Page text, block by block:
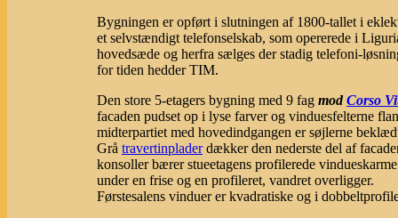
Bygningen er opført i slutningen af 1800-tallet i
et selvstændigt telefonselskab, som opererede i
hovedsæde og herfra sælges der stadig telefoni-
for tiden hedder TIM.
Den store 5-etagers bygning med 9 fag modCorso
facaden pudset op i lyse farver og vinduesfelterne
midterpartiet med hovedindgangen er søjlerne
Grå travertinpladerdækker den nederste del af
konsoller bærer stueetagens profilerede
under en frise og en profileret, vandret overligger.
Førstesalens vinduer er kvadratiske og i